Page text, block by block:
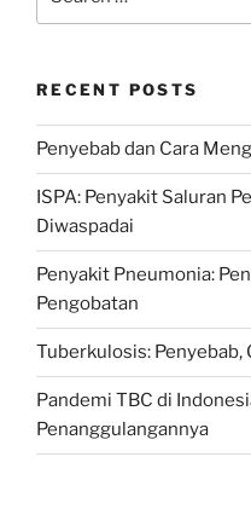
for:
RECENT POSTS
Penyebab dan Cara
ISPA: Penyakit Saluran
Diwaspadai
Penyakit Pneumonia:
Pengobatan
Tuberkulosis: Penyebab,
Pandemi TBC di
Penanggulangannya